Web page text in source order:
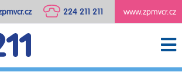
www.zpmvcr.cz
224 211 211